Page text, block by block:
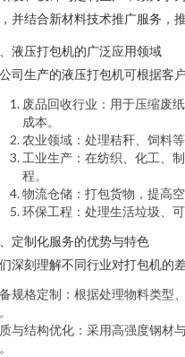
并结合新材料技术推广服务，
液压打包机的广泛应用领域
司生产的液压打包机可根据客
废品回收行业：用于压缩废
成本。
农业领域：处理秸秆、饲料
工业生产：在纺织、化工、
程。
物流仓储：打包货物，提高
环保工程：处理生活垃圾、
定制化服务的优势与特色
深刻理解不同行业对打包机的
规格定制：根据处理物料类型
与结构优化：采用高强度钢材